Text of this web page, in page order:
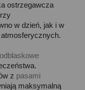
ostrzegawcza
w dzień, jak i w
z pasami
maksymalną